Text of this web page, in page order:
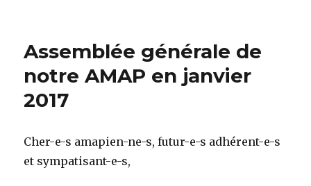
Assemblée générale de
notre AMAP en janvier
2017
Cher-e-s amapien-ne-s, futur-e-s adhérent-e-s
et sympatisant-e-s,